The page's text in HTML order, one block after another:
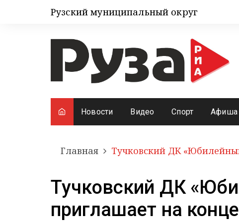
Рузский муниципальный округ
Новости Видео Спорт Афиша
Главная Тучковский ДК
Тучковский ДК
приглашает на